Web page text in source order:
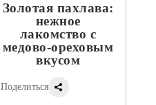
Золотая пахлава:
нежное
лакомство с
медово-ореховым
вкусом
Поделиться